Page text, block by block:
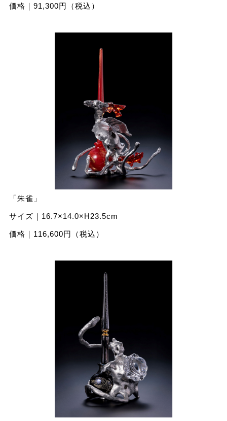
価格｜91,300円（税込）
「朱雀」
サイズ｜16.7×14.0×H23.5cm
価格｜116,600円（税込）